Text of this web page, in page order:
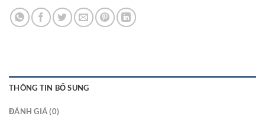
THÔNG TIN BỔ SUNG
ĐÁNH GIÁ (0)